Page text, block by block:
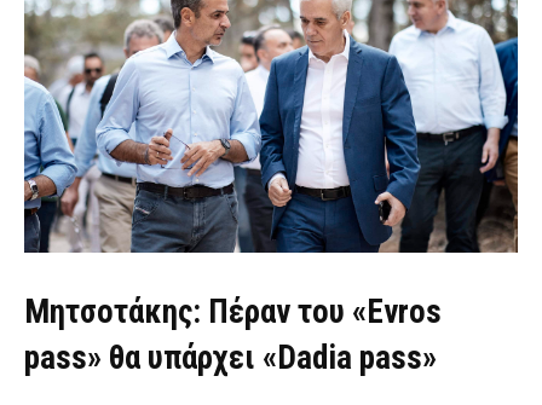
Μητσοτάκης: Πέραν του «Evros
pass» θα υπάρχει «Dadia pass»